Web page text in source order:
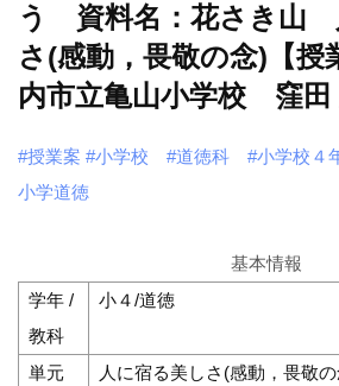
う 資料名：花さき山
さ(感動，畏敬の念)【授
内市立亀山小学校 窪田
#授業案 #小学校 #道徳科 #小学校４
小学道徳
基本情報
学年 /
教科
小４/道徳
単元
人に宿る美しさ(感動，畏敬